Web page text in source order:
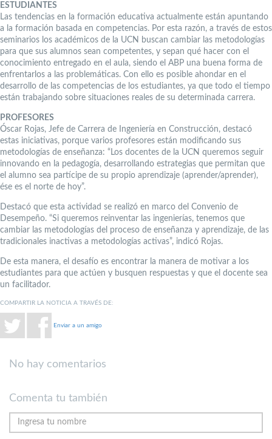
ESTUDIANTES
Las tendencias en la formación educativa actualmente están apuntando
a la formación basada en competencias. Por esta razón, a través de estos
seminarios los académicos de la UCN buscan cambiar las metodologías
para que sus alumnos sean competentes, y sepan qué hacer con el
conocimiento entregado en el aula, siendo el ABP una buena forma de
enfrentarlos a las problemáticas. Con ello es posible ahondar en el
desarrollo de las competencias de los estudiantes, ya que todo el tiempo
están trabajando sobre situaciones reales de su determinada carrera.
PROFESORES
Óscar Rojas, Jefe de Carrera de Ingeniería en Construcción, destacó
estas iniciativas, porque varios profesores están modificando sus
metodologías de enseñanza: “Los docentes de la UCN queremos seguir
innovando en la pedagogía, desarrollando estrategias que permitan que
el alumno sea partícipe de su propio aprendizaje (aprender/aprender),
ése es el norte de hoy”.
Destacó que esta actividad se realizó en marco del Convenio de
Desempeño. “Si queremos reinventar las ingenierías, tenemos que
cambiar las metodologías del proceso de enseñanza y aprendizaje, de las
tradicionales inactivas a metodologías activas”, indicó Rojas.
De esta manera, el desafío es encontrar la manera de motivar a los
estudiantes para que actúen y busquen respuestas y que el docente sea
un facilitador.
COMPARTIR LA NOTICIA A TRAVÉS DE:
Enviar a un amigo
No hay comentarios
Comenta tu también